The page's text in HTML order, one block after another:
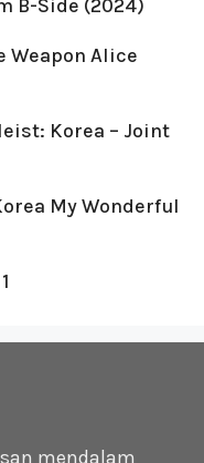
B-Side (2024)
Weapon Alice
Korea – Joint
My Wonderful
mendalam